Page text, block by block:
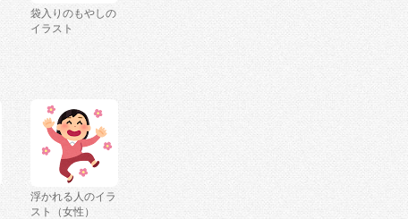
袋入りのもやしの
イラスト
浮かれる人のイラ
スト（女性）